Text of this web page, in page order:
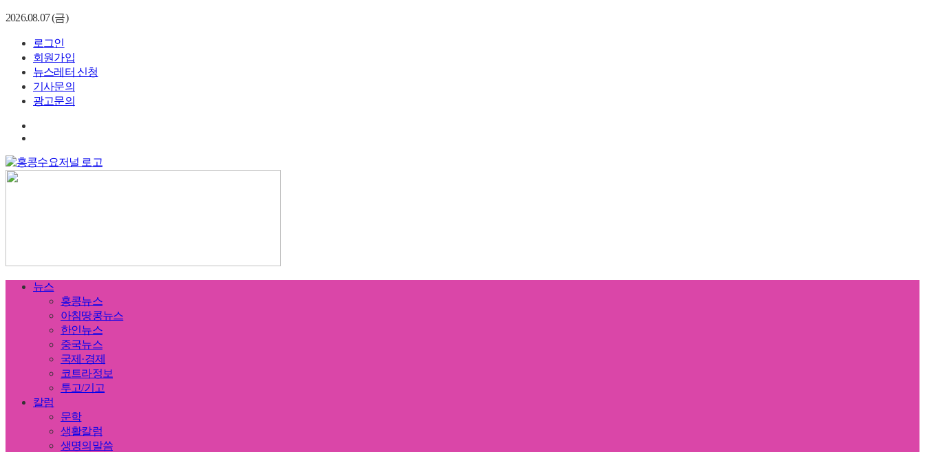
2026.08.07 (금)
로그인
회원가입
뉴스레터 신청
기사문의
광고문의
뉴스
홍콩뉴스
아침땅콩뉴스
한인뉴스
중국뉴스
국제·경제
코트라정보
투고/기고
칼럼
문학
생활칼럼
생명의말씀